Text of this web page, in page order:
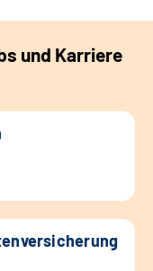
und Karriere